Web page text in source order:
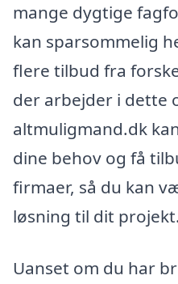
mange dygtige
kan sparsommelig
flere tilbud fra
der arbejder i dette
altmuligmand.dk
dine behov og få
firmaer, så du kan
løsning til dit projekt.
Uanset om du har